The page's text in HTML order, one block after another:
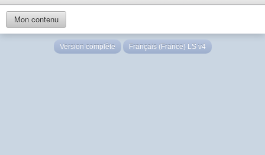
Mon contenu
Version complète Français (France) LS v4